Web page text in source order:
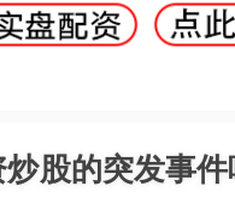
股的突发事件